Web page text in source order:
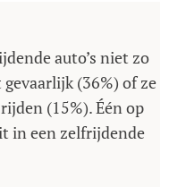
auto’s niet zo
(36%) of ze
(15%). Één op
in een zelfrijdende